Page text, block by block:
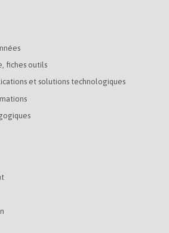
fiches outils
et solutions technologiques